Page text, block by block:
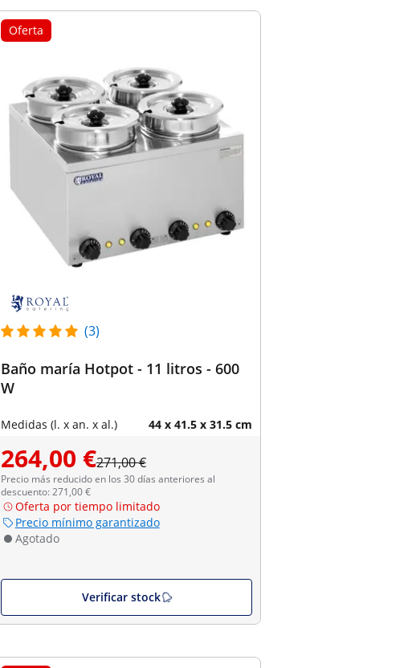
Oferta
(3)
Baño maría Hotpot - 11 litros - 600
W
Medidas (l. x an. x al.) 44 x 41.5 x 31.5 cm
264,00 €271,00 €
Precio más reducido en los 30 días anteriores al
descuento: 271,00 €
Oferta por tiempo limitado
Precio mínimo garantizado
Agotado
Verificar stock